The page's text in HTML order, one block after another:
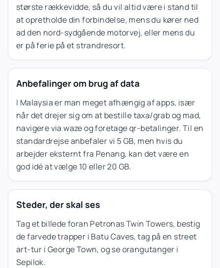
største rækkevidde, så du vil altid være i stand til
at opretholde din forbindelse, mens du kører ned
ad den nord-sydgående motorvej, eller mens du
er på ferie på et strandresort.
Anbefalinger om brug af data
I Malaysia er man meget afhængig af apps, især
når det drejer sig om at bestille taxa/grab og mad,
navigere via waze og foretage qr-betalinger. Til en
standardrejse anbefaler vi 5 GB, men hvis du
arbejder eksternt fra Penang, kan det være en
god idé at vælge 10 eller 20 GB.
Steder, der skal ses
Tag et billede foran Petronas Twin Towers, bestig
de farvede trapper i Batu Caves, tag på en street
art-tur i George Town, og se orangutanger i
Sepilok.